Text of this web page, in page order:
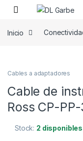
Inicio
Cables a adaptadores
Cable de
Ross CP-
Stock: 2 disponibles